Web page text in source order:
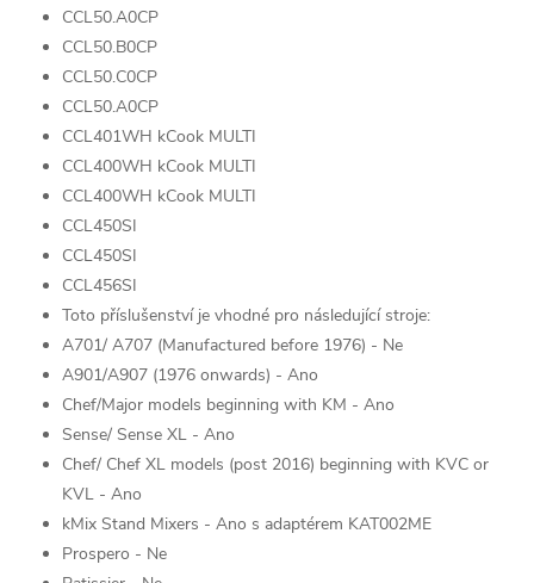
CCL50.A0CP
CCL50.B0CP
CCL50.C0CP
CCL50.A0CP
CCL401WH kCook MULTI
CCL400WH kCook MULTI
CCL400WH kCook MULTI
CCL450SI
CCL450SI
CCL456SI
Toto příslušenství je vhodné pro následující stroje:
A701/ A707 (Manufactured before 1976) - Ne
A901/A907 (1976 onwards) - Ano
Chef/Major models beginning with KM - Ano
Sense/ Sense XL - Ano
Chef/ Chef XL models (post 2016) beginning with KVC or
KVL - Ano
kMix Stand Mixers - Ano s adaptérem KAT002ME
Prospero - Ne